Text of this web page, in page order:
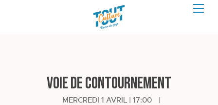
Voie de contournement
MERCREDI 1 AVRIL | 17:00
|